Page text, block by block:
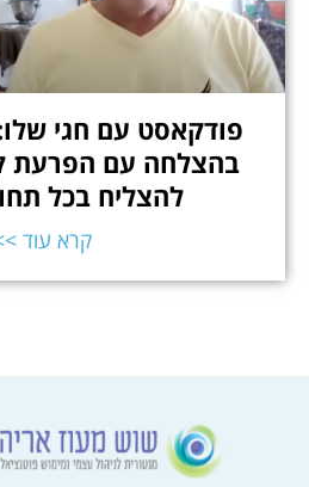
פודקאסט עם חגי
בהצלחה עם הפרעת
להצליח בכל
קרא עוד